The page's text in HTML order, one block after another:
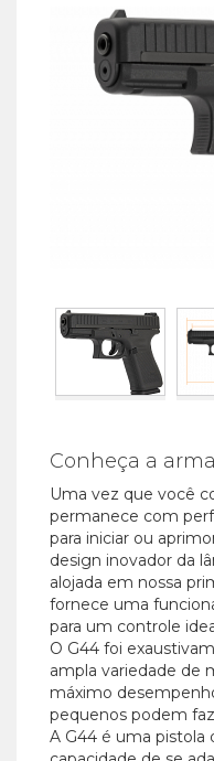
Conheça a arma
Uma vez que você
permanece com
para iniciar ou
design inovador da
alojada em nossa
fornece uma
para um controle
O G44 foi
ampla variedade de
máximo
pequenos podem
A G44 é uma